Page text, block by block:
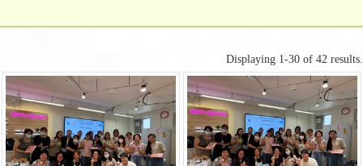
Displaying 1-30 of 42 results.